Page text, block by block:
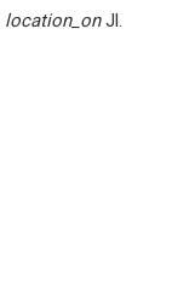
location_onJl.